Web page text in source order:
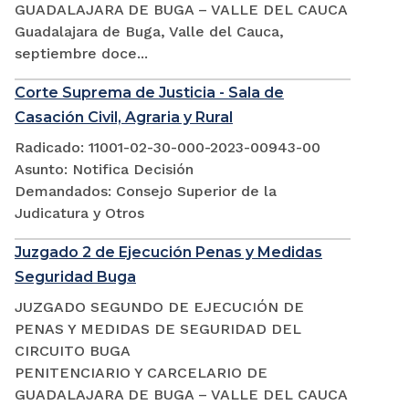
GUADALAJARA DE BUGA – VALLE DEL CAUCA
Guadalajara de Buga, Valle del Cauca,
septiembre doce...
Corte Suprema de Justicia - Sala de
Casación Civil, Agraria y Rural
Radicado: 11001-02-30-000-2023-00943-00
Asunto: Notifica Decisión
Demandados: Consejo Superior de la
Judicatura y Otros
Juzgado 2 de Ejecución Penas y Medidas
Seguridad Buga
JUZGADO SEGUNDO DE EJECUCIÓN DE
PENAS Y MEDIDAS DE SEGURIDAD DEL
CIRCUITO BUGA
PENITENCIARIO Y CARCELARIO DE
GUADALAJARA DE BUGA – VALLE DEL CAUCA